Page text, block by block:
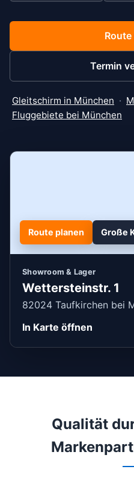
Termin
Gleitschirm in München ·
Fluggebiete bei München
Route planen Große
Showroom & Lager
Wettersteinstr. 1
82024 Taufkirchen bei
In Karte öffnen
Qualität